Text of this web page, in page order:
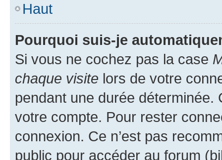
Haut
Pourquoi suis-je
Si vous ne cochez pas la case
chaque visite lors de votre
pendant une durée déterminée.
votre compte. Pour rester
connexion. Ce n’est pas
public pour accéder au forum